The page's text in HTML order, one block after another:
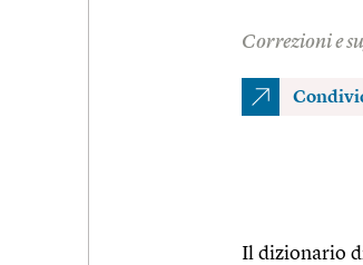
Correzioni e
Il dizionario